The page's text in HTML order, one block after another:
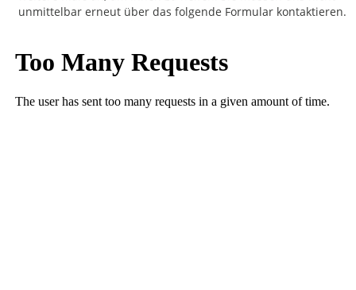
unmittelbar erneut über das folgende Formular kontaktieren.